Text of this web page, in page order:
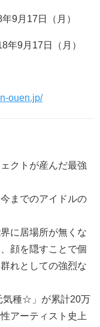
9月17日（月）
年9月17日（月）
ouen.jp/
クトが産んだ最強
までのアイドルの
に居場所が無くな
顔を隠すことで個
れとしての強烈な
気種☆」が累計20万
アーティスト史上